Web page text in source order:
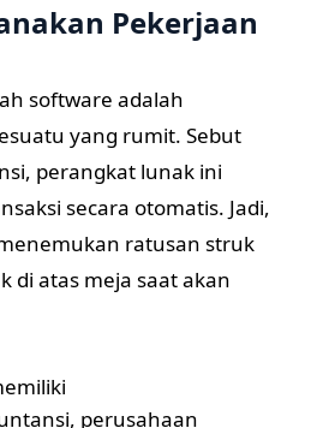
Pekerjaan
software adalah
yang rumit. Sebut
perangkat lunak ini
secara otomatis. Jadi,
ratusan struk
di atas meja saat akan
perusahaan